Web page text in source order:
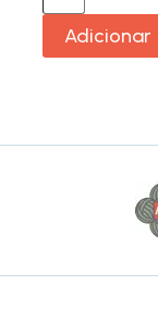
Adicionar